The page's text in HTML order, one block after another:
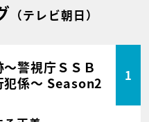
（テレビ朝日）
～警視庁ＳＳＢ
犯係～ Season2
1